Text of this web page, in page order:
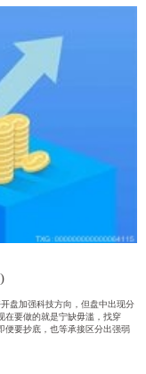
盘加强科技方向，但盘中出现分
在要做的就是宁缺毋滥，找穿
便要抄底，也等承接区分出强弱